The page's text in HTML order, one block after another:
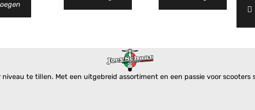
te tillen. Met een uitgebreid assortiment en een passie voor